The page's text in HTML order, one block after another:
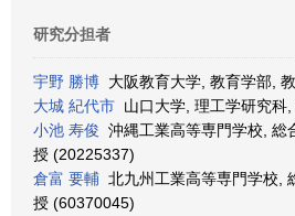
研究分担者
宇野 勝博 大阪教育大学, 教育学部,
大城 紀代市 山口大学, 理工学研究科
小池 寿俊 沖縄工業高等専門学校, 総
授 (20225337)
倉富 要輔 北九州工業高等専門学校,
授 (60370045)